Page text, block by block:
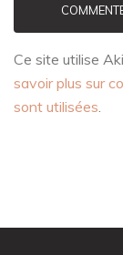
Ce site utilise
savoir plus sur
sont utilisées